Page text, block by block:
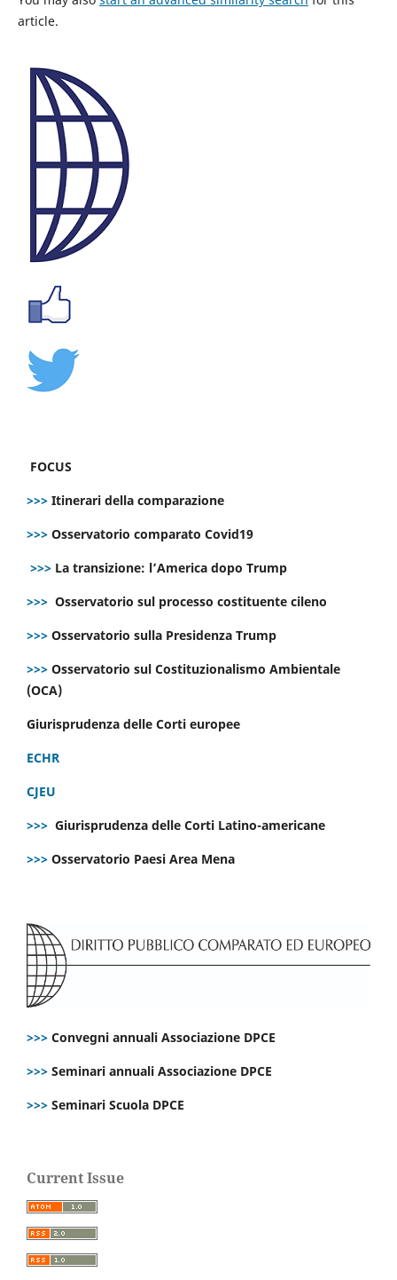
article.
FOCUS
>>> Itinerari della comparazione
>>> Osservatorio comparato Covid19
>>> La transizione: l’America dopo Trump
>>> Osservatorio sul processo costituente cileno
>>> Osservatorio sulla Presidenza Trump
>>> Osservatorio sul Costituzionalismo Ambientale
(OCA)
Giurisprudenza delle Corti europee
ECHR
CJEU
>>> Giurisprudenza delle Corti Latino-americane
>>> Osservatorio Paesi Area Mena
>>> Convegni annuali Associazione DPCE
>>> Seminari annuali Associazione DPCE
>>> Seminari Scuola DPCE
Current Issue